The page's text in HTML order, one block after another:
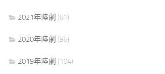
2021年陸劇 (61)
2020年陸劇 (96)
2019年陸劇 (104)